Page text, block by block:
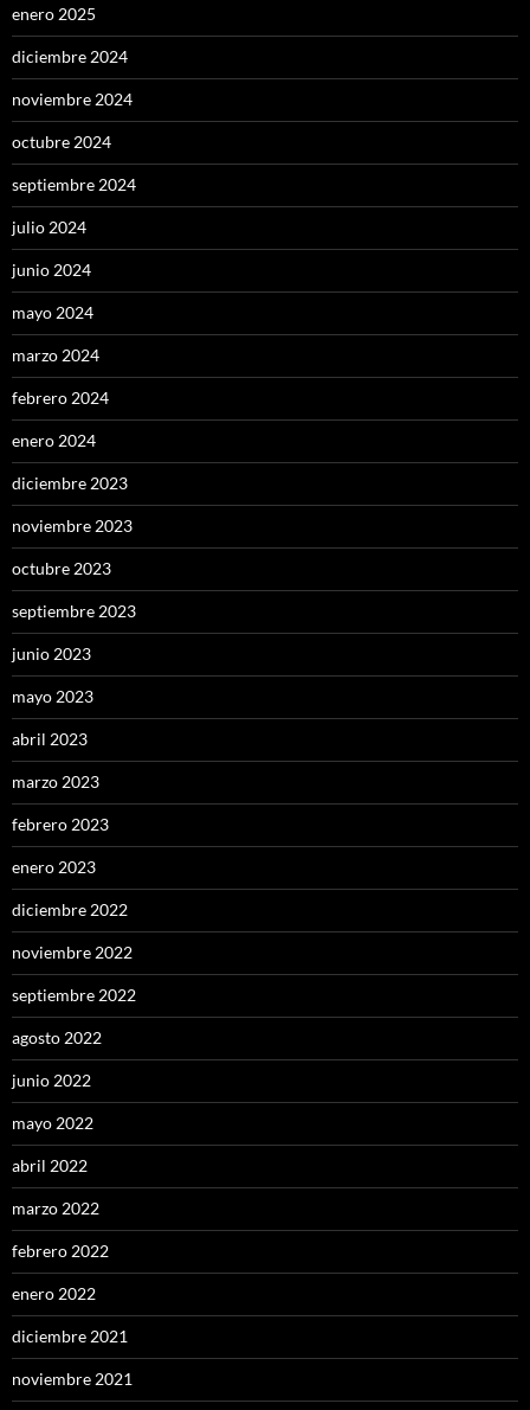
enero 2025
diciembre 2024
noviembre 2024
octubre 2024
septiembre 2024
julio 2024
junio 2024
mayo 2024
marzo 2024
febrero 2024
enero 2024
diciembre 2023
noviembre 2023
octubre 2023
septiembre 2023
junio 2023
mayo 2023
abril 2023
marzo 2023
febrero 2023
enero 2023
diciembre 2022
noviembre 2022
septiembre 2022
agosto 2022
junio 2022
mayo 2022
abril 2022
marzo 2022
febrero 2022
enero 2022
diciembre 2021
noviembre 2021